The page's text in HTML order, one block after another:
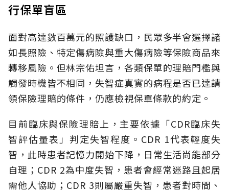
行保單盲區
面對高達數百萬元的照護缺口，民眾多半會選擇諸
如長照險、特定傷病險與重大傷病險等保險商品來
轉移風險。但林宗佑坦言，各類保單的理賠門檻與
觸發時機皆不相同，失智症真實的病程是否已達請
領保險理賠的條件，仍應檢視保單條款的約定。
目前臨床與保險理賠上，主要依據「CDR臨床失
智評估量表」判定失智程度。CDR 1代表輕度失
智，此時患者記憶力開始下降，日常生活尚能部分
自理；CDR 2為中度失智，患者會經常迷路且起居
需他人協助；CDR 3則屬嚴重失智，患者對時間、